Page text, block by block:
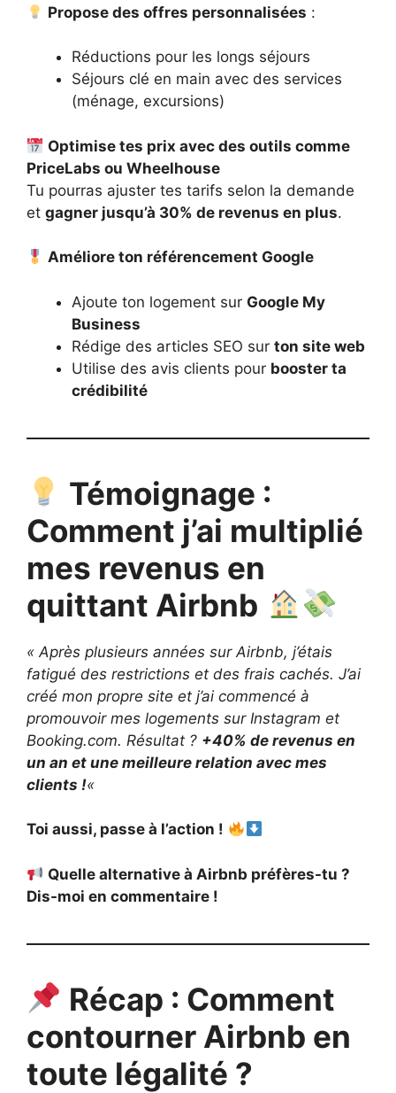
Propose des offres personnalisées :
Réductions pour les longs séjours
Séjours clé en main avec des services
(ménage, excursions)
Optimise tes prix avec des outils comme
PriceLabs ou Wheelhouse
Tu pourras ajuster tes tarifs selon la demande
et gagner jusqu’à 30% de revenus en plus.
Améliore ton référencement Google
Ajoute ton logement sur Google My
Business
Rédige des articles SEO sur ton site web
Utilise des avis clients pour booster ta
crédibilité
Témoignage :
Comment j’ai multiplié
mes revenus en
quittant Airbnb
« Après plusieurs années sur Airbnb, j’étais
fatigué des restrictions et des frais cachés. J’ai
créé mon propre site et j’ai commencé à
promouvoir mes logements sur Instagram et
Booking.com. Résultat ? +40% de revenus en
un an et une meilleure relation avec mes
clients !«
Toi aussi, passe à l’action !
Quelle alternative à Airbnb préfères-tu ?
Dis-moi en commentaire !
Récap : Comment
contourner Airbnb en
toute légalité ?